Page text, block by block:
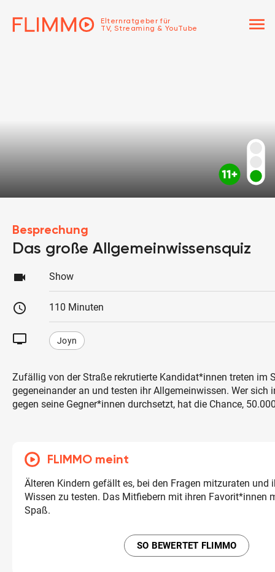
Elternratgeber für
TV, Streaming & YouTube
menu
Besprechung
Das große Allgemeinwissensquiz
videocam Show
schedule 110 Minuten
tv Joyn
Zufällig von der Straße rekrutierte Kandidat*innen treten im
gegeneinander an und testen ihr Allgemeinwissen. Wer sich
gegen seine Gegner*innen durchsetzt, hat die Chance,
FLIMMO meint
Älteren Kindern gefällt es, bei den Fragen mitzuraten und
Wissen zu testen. Das Mitfiebern mit ihren Favorit*innen
Spaß.
SO BEWERTET FLIMMO